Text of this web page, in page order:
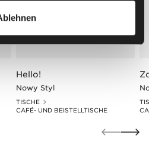
Hello!
Nowy Styl
TISCHE
CAFÉ- UND BEISTELLTISCHE